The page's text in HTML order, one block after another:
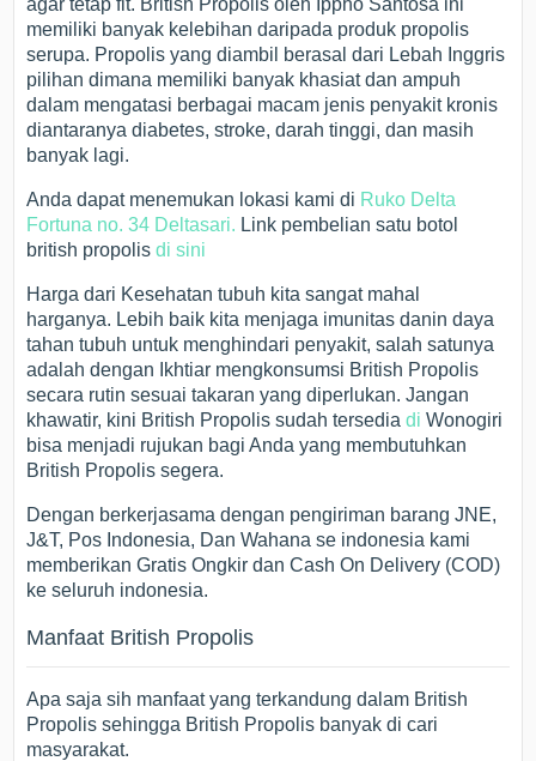
agar tetap fit. British Propolis oleh Ippho Santosa ini
memiliki banyak kelebihan daripada produk propolis
serupa. Propolis yang diambil berasal dari Lebah Inggris
pilihan dimana memiliki banyak khasiat dan ampuh
dalam mengatasi berbagai macam jenis penyakit kronis
diantaranya diabetes, stroke, darah tinggi, dan masih
banyak lagi.
Anda dapat menemukan lokasi kami di Ruko Delta
Fortuna no. 34 Deltasari. Link pembelian satu botol
british propolisdi sini
Harga dari Kesehatan tubuh kita sangat mahal
harganya. Lebih baik kita menjaga imunitas danin daya
tahan tubuh untuk menghindari penyakit, salah satunya
adalah dengan Ikhtiar mengkonsumsi British Propolis
secara rutin sesuai takaran yang diperlukan. Jangan
khawatir, kini British Propolis sudah tersediadi Wonogiri
bisa menjadi rujukan bagi Anda yang membutuhkan
British Propolis segera.
Dengan berkerjasama dengan pengiriman barang JNE,
J&T, Pos Indonesia, Dan Wahana se indonesia kami
memberikan Gratis Ongkir dan Cash On Delivery (COD)
ke seluruh indonesia.
Manfaat British Propolis
Apa saja sih manfaat yang terkandung dalam British
Propolis sehingga British Propolis banyak di cari
masyarakat.